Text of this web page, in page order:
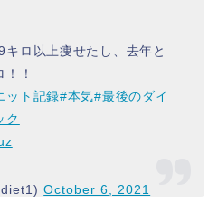
キロ以上痩せたし、去年と
！
ット記録#本気#最後のダイ
ク
October 6, 2021